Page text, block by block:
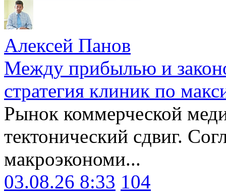
Алексей Панов
Между прибылью и
стратегия клиник по
Рынок коммерческой
тектонический сдвиг.
макроэкономи...
03.08.26 8:33 104